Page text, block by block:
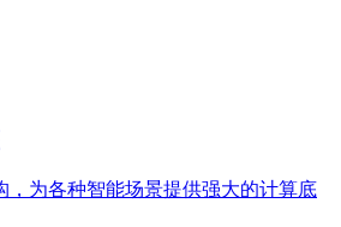
，为各种智能场景提供强大的计算底